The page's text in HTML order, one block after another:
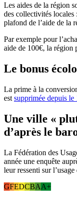
Les aides de la région
des collectivités
plafond de l’aide de la
Par exemple pour
aide de 100€, la région
Le bonus
La prime à la
est supprimée depuis
Une ville «
d’après le
La Fédération des
année une enquête
leur ressenti sur
GFEDCBAA+